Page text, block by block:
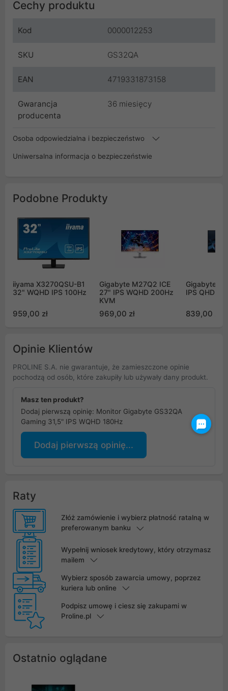
Cechy produktu
Kod 0000012253
SKU GS32QA
EAN 4719331873158
Gwarancja
producenta
36 miesięcy
Osoba odpowiedzialna i bezpieczeństwo
Uniwersalna informacja o bezpieczeństwie
Podobne Produkty
iiyama X3270QSU-B1
32" WQHD IPS 100Hz
959,00 zł
Gigabyte M27Q2 ICE
27" IPS WQHD 200Hz
KVM
969,00 zł
Gigabyte
IPS QHD
839,00 zł
Opinie Klientów
PROLINE S.A. nie gwarantuje, że zamieszczone opinie
pochodzą od osób, które zakupiły lub używały dany produkt.
Masz ten produkt?
Dodaj pierwszą opinię: Monitor Gigabyte GS32QA
Gaming 31,5" IPS WQHD 180Hz
Dodaj pierwszą opinię...
Raty
Złóż zamówienie i wybierz płatność ratalną w
preferowanym banku
Wypełnij wniosek kredytowy, który otrzymasz
mailem
Wybierz sposób zawarcia umowy, poprzez
kuriera lub online
Podpisz umowę i ciesz się zakupami w
Proline.pl
Ostatnio oglądane